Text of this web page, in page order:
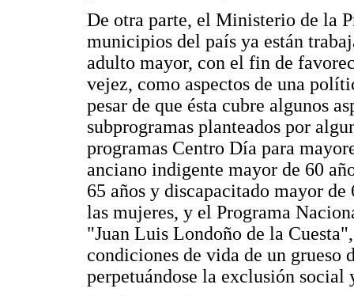
De otra parte, el Ministerio de la
municipios del país ya están
adulto mayor, con el fin de
vejez, como aspectos de una
pesar de que ésta cubre algunos
subprogramas planteados por
programas Centro Día para
anciano indigente mayor de 60
65 años y discapacitado mayor de
las mujeres, y el Programa
"Juan Luis Londoño de la
condiciones de vida de un grueso
perpetuándose la exclusión social